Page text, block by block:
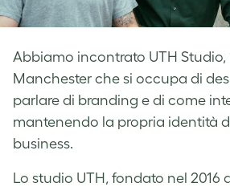
Abbiamo incontrato UTH
Manchester che si occupa di
parlare di branding e di come
mantenendo la propria identità
business.
Lo studio UTH, fondato nel 2016